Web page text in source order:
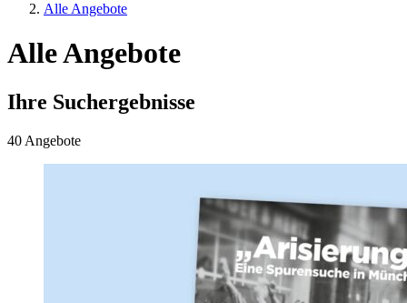
Alle Angebote
Alle Angebote
Ihre Suchergebnisse
40 Angebote